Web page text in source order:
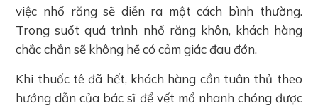
việc nhổ răng sẽ diễn ra một cách bình thường.
Trong suốt quá trình nhổ răng khôn, khách hàng
chắc chắn sẽ không hề có cảm giác đau đớn.
Khi thuốc tê đã hết, khách hàng cần tuân thủ theo
hướng dẫn của bác sĩ để vết mổ nhanh chóng được